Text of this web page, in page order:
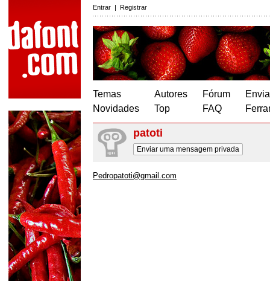
Entrar | Registrar
Temas
Novidades
Autores
Top
Fórum
FAQ
patoti
Enviar uma mensagem privada
Pedropatoti@gmail.com